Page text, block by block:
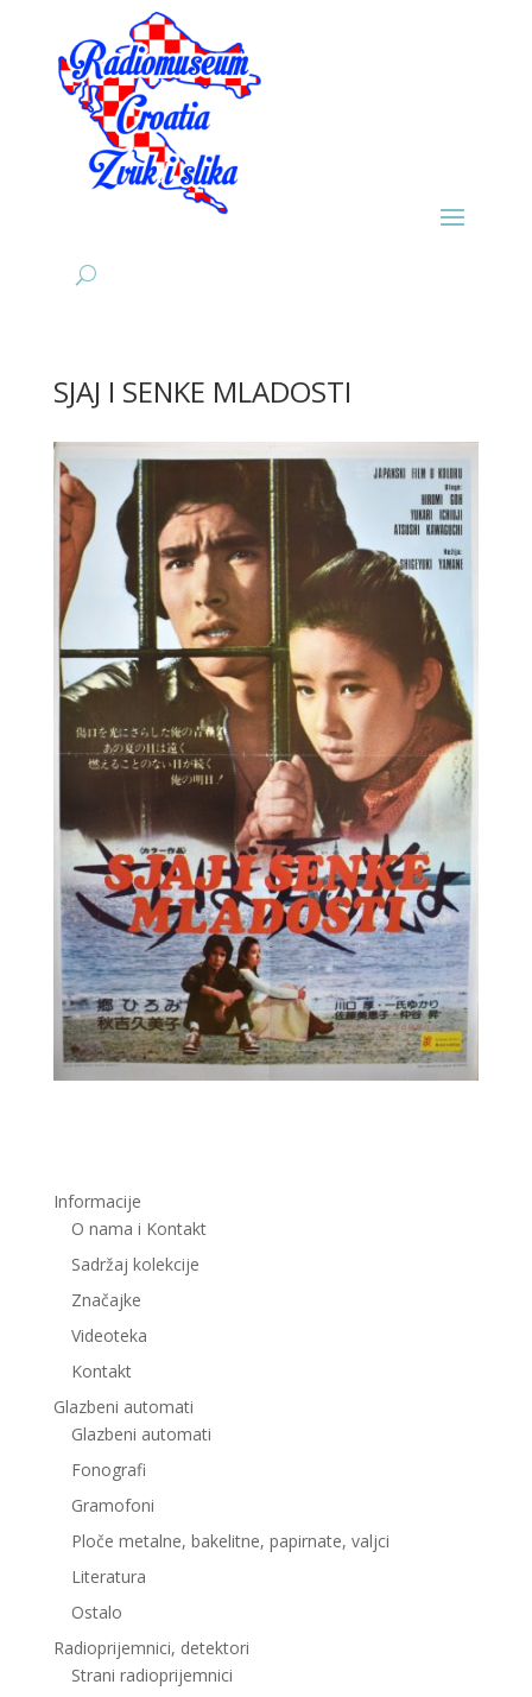
SJAJ I SENKE MLADOSTI
Informacije
O nama i Kontakt
Sadržaj kolekcije
Značajke
Videoteka
Kontakt
Glazbeni automati
Glazbeni automati
Fonografi
Gramofoni
Ploče metalne, bakelitne, papirnate, valjci
Literatura
Ostalo
Radioprijemnici, detektori
Strani radioprijemnici